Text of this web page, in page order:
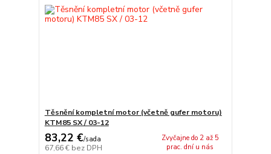
Těsnění kompletní motor (včetně gufer motoru)
KTM85 SX / 03-12
83,22 €/sada
67,66 € bez DPH
Zvyčajne do 2 až 5
prac. dní u nás